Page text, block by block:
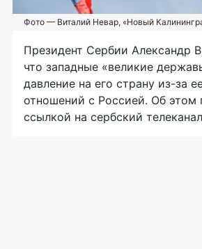
Фото — Виталий Невар, «Новый
Президент Сербии Александр
что западные «великие
давление на его страну из-за
отношений с Россией. Об этом
ссылкой на сербский